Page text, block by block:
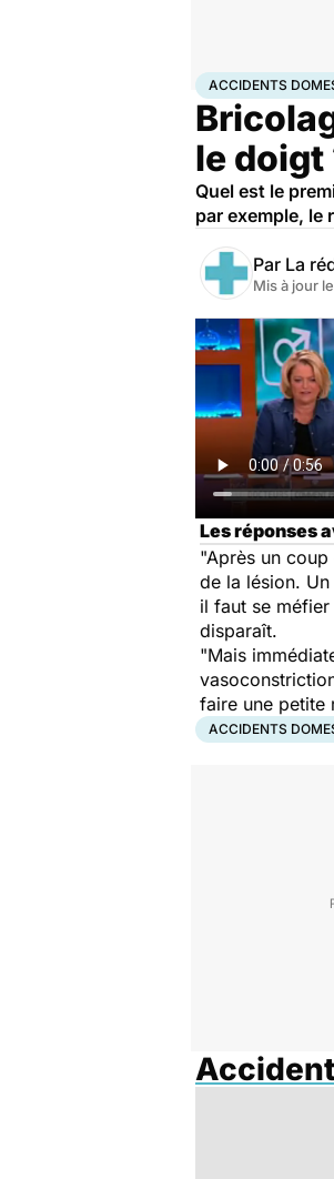
AccueilSanté
ACCIDENTS
le doigt
Quel est le
par exemple, le
Par La
Mis à jour le
Les réponses
"Après un
de la lésion.
il faut se
disparaît.
"Mais
faire une petite
ACCIDENTS